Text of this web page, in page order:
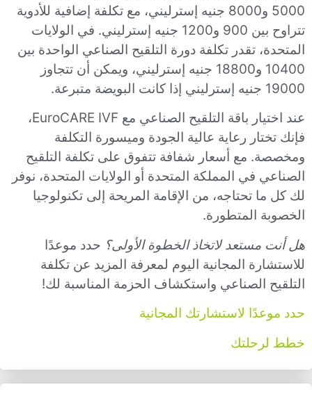
5000 و8000 جنيه إسترليني، مع تكلفة إضافية للأدوية
تتراوح بين 900 و1200 جنيه إسترليني. في الولايات
المتحدة، تقدر تكلفة دورة التلقيح الصناعي الواحدة بين
10400 و18800 جنيه إسترليني، ويمكن أن تتجاوز
19000 جنيه إسترليني إذا كانت البويضة متبرعة.
عند اختيار باقة التلقيح الصناعي مع EuroCARE IVF،
فإنك تختار رعاية عالية الجودة وميسورة التكلفة
ومخصصة. مع أسعار شفافة تتفوق على تكلفة التلقيح
الصناعي في المملكة المتحدة أو الولايات المتحدة، نوفر
لك كل ما تحتاجه، من الإقامة المريحة إلى تكنولوجيا
الخصوبة المتطورة.
هل أنت مستعد لاتخاذ الخطوة الأولى؟ حدد موعدًا
للاستشارة المجانية اليوم لمعرفة المزيد عن تكلفة
التلقيح الصناعي واستكشاف الحزمة المناسبة لك!
حدد موعدًا لاستشارتك المجانية
خطط لرحلتك